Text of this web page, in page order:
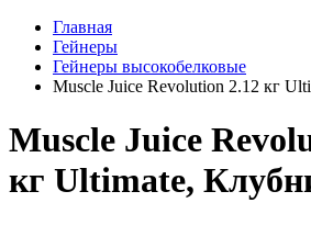
Главная
Гейнеры
Гейнеры высокобелковые
Muscle Juice Revolution 2.12 кг
Muscle Juice
кг Ultimate,